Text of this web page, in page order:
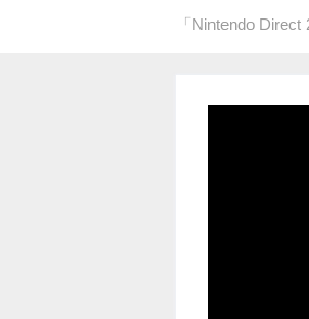
「Nintendo